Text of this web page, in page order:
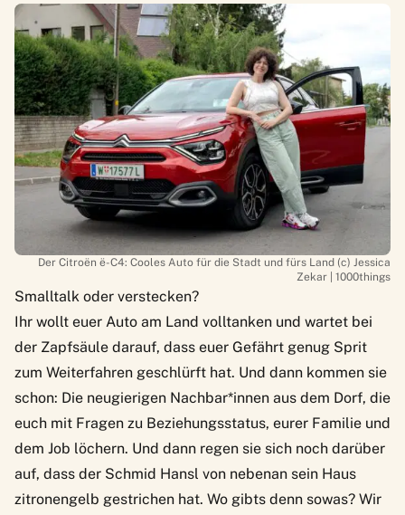
Der Citroën ë-C4: Cooles Auto für die Stadt und fürs Land (c) Jessica
Zekar | 1000things
Smalltalk oder verstecken?
Ihr wollt euer Auto am Land volltanken und wartet bei
der Zapfsäule darauf, dass euer Gefährt genug Sprit
zum Weiterfahren geschlürft hat. Und dann kommen sie
schon: Die neugierigen Nachbar*innen aus dem Dorf, die
euch mit Fragen zu Beziehungsstatus, eurer Familie und
dem Job löchern. Und dann regen sie sich noch darüber
auf, dass der Schmid Hansl von nebenan sein Haus
zitronengelb gestrichen hat. Wo gibts denn sowas? Wir